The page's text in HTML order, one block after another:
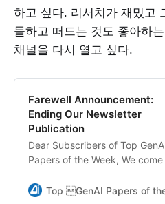
하고 싶다. 리서치가 재밌고
들하고 떠드는 것도 좋아하
채널을 다시 열고 싶다.
Farewell Announcement:
Ending Our Newsletter
Publication
Dear Subscribers of Top
Papers of the Week, We
bittersweet news. After much
Top GenAI Papers of